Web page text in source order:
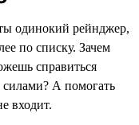
одинокий рейнджер,
по списку. Зачем
справиться
силами? А помогать
входит.